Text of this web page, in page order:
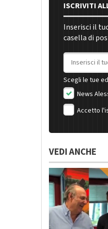
ISCRIVITI
Inserisci il
casella di
Indirizzo
Scegli le tue
News
Accetto
VEDI ANCHE